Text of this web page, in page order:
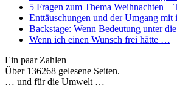
5 Fragen zum Thema Weihnachten –
Enttäuschungen und der Umgang mit
Backstage: Wenn Bedeutung unter
Wenn ich einen Wunsch frei hätte …
Ein paar Zahlen
Über 136268 gelesene Seiten.
… und für die Umwelt …